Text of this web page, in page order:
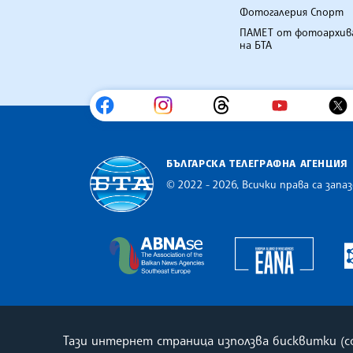
Фотогалерия Спорт
ПАМЕТ от
на БТА
БЪЛГАРСКА ТЕЛЕГРАФНА АГЕНЦИЯ
© 2022 - 2026, Всички права са
The Assocoation of the
Тази интернет страница използва бисквитки